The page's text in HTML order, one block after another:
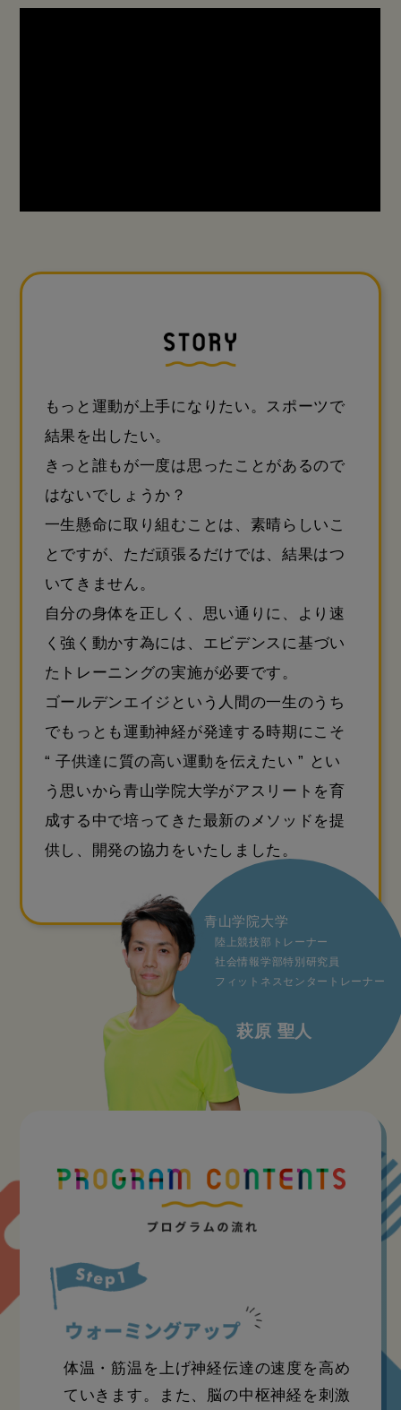
もっと運動が上手になりたい。スポーツで
結果を出したい。
きっと誰もが一度は思ったことがあるので
はないでしょうか？
一生懸命に取り組むことは、素晴らしいこ
とですが、ただ頑張るだけでは、結果はつ
いてきません。
自分の身体を正しく、思い通りに、より速
く強く動かす為には、 エビデンスに基づい
たトレーニングの実施が必要です。
ゴールデンエイジという人間の一生のうち
でもっとも運動神経が発達する時期にこそ
“ 子供達に質の高い運動を伝えたい ” とい
う思いから青山学院大学がアスリートを育
成する中で培ってきた最新のメソッドを提
供し、開発の協力をいたしました。
青山学院大学
陸上競技部トレーナー
社会情報学部特別研究員
フィットネスセンタートレーナー
萩原 聖人
体温・筋温を上げ神経伝達の速度を高め
ていきます。また、脳の中枢神経を刺激